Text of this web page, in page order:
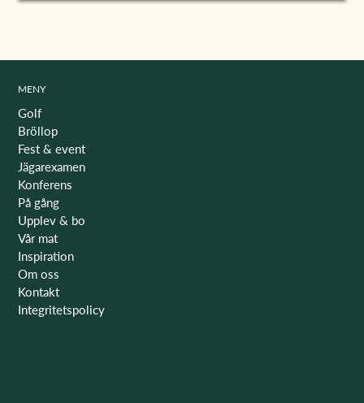
MENY
Golf
Bröllop
Fest & event
Jägarexamen
Konferens
På gång
Upplev & bo
Vår mat
Inspiration
Om oss
Kontakt
Integritetspolicy